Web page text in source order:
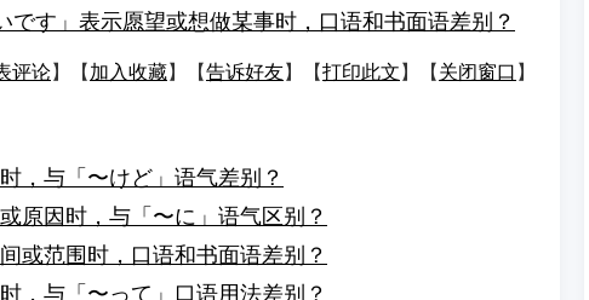
です」表示愿望或想做某事时，口语和书面语差别？
评论】【 加入收藏】【告诉好友】【打印此文 】【 关闭窗口 】
，与「〜けど」语气差别？
原因时，与「〜に」语气区别？
或范围时，口语和书面语差别？
，与「〜って」口语用法差别？